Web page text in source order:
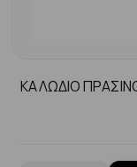
ΚΑΛΩΔΙΟ